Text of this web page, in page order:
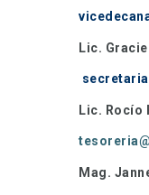
Lic.
Lic. Rocío
Mag.